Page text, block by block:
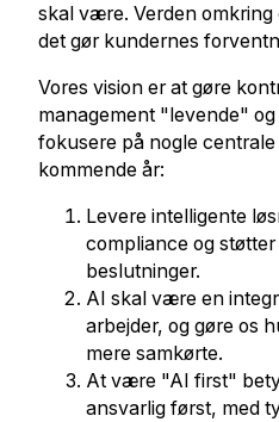
skal være. Verden omkring
det gør kundernes
Vores vision er at gøre
management "levende"
fokusere på nogle
kommende år:
Levere intelligente
compliance og
beslutninger.
AI skal være en
arbejder, og gøre os
mere samkørte.
At være "AI first"
ansvarlig først, med